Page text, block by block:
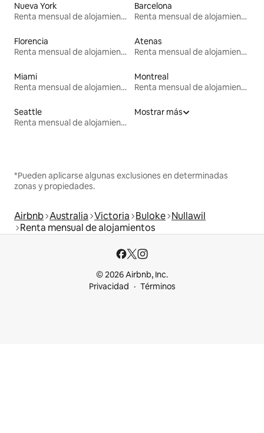
Nueva York
Renta mensual de alojamientos
Barcelona
Renta mensual de alojamientos
Florencia
Renta mensual de alojamientos
Atenas
Renta mensual de alojamientos
Miami
Renta mensual de alojamientos
Montreal
Renta mensual de alojamientos
Seattle
Renta mensual de alojamientos
Mostrar más
*Pueden aplicarse algunas exclusiones en determinadas
zonas y propiedades.
Airbnb Australia Victoria Buloke Nullawil
Renta mensual de alojamientos
© 2026 Airbnb, Inc.
Privacidad
Términos